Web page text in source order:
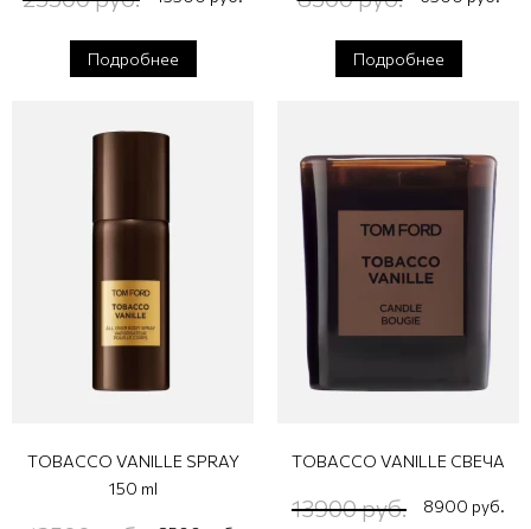
Подробнее Подробнее
TOBACCO VANILLE SPRAY
150 ml
TOBACCO VANILLE СВЕЧА
13900 руб. 8900 руб.